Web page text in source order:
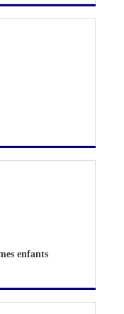
enfants